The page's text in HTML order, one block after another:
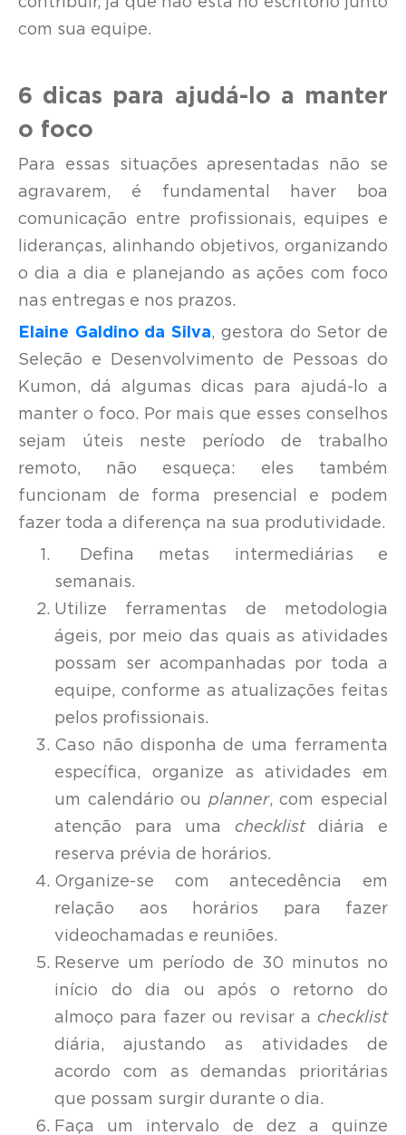
com sua equipe.
6 dicas para ajudá-lo a manter
o foco
Para essas situações apresentadas não se
agravarem, é fundamental haver boa
comunicação entre profissionais, equipes e
lideranças, alinhando objetivos, organizando
o dia a dia e planejando as ações com foco
nas entregas e nos prazos.
Elaine Galdino da Silva, gestora do Setor de
Seleção e Desenvolvimento de Pessoas do
Kumon, dá algumas dicas para ajudá-lo a
manter o foco. Por mais que esses conselhos
sejam úteis neste período de trabalho
remoto, não esqueça: eles também
funcionam de forma presencial e podem
fazer toda a diferença na sua produtividade.
Defina metas intermediárias e
semanais.
Utilize ferramentas de metodologia
ágeis, por meio das quais as atividades
possam ser acompanhadas por toda a
equipe, conforme as atualizações feitas
pelos profissionais.
Caso não disponha de uma ferramenta
específica, organize as atividades em
um calendário ou planner, com especial
atenção para uma checklistdiária e
reserva prévia de horários.
Organize-se com antecedência em
relação aos horários para fazer
videochamadas e reuniões.
Reserve um período de 30 minutos no
início do dia ou após o retorno do
almoço para fazer ou revisar a checklist
diária, ajustando as atividades de
acordo com as demandas prioritárias
que possam surgir durante o dia.
Faça um intervalo de dez a quinze